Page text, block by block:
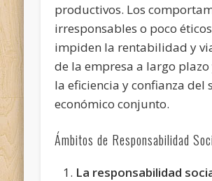
productivos. Los
irresponsables o poco éticos
impiden la rentabilidad y
de la empresa a largo
la eficiencia y confianza del
económico conjunto.
Ámbitos de Responsabilidad
La responsabilidad